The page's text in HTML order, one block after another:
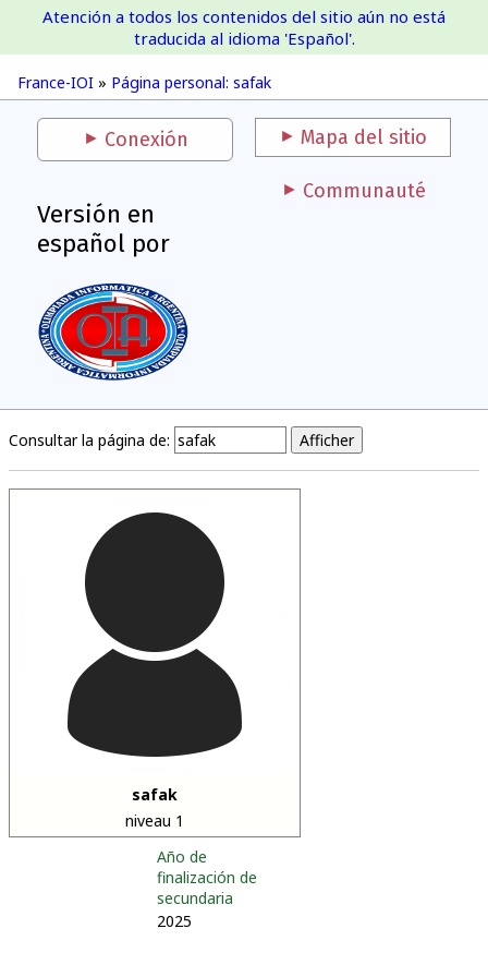
France-IOI
France-IOI » Página personal: safak
Atención a todos los contenidos del sitio aún no está
traducida al idioma 'Español'.
Conexión Mapa del sitio
Versión en
español por
Communauté
Consultar la página de:
safak
niveau 1
Año de
finalización de
secundaria
2025